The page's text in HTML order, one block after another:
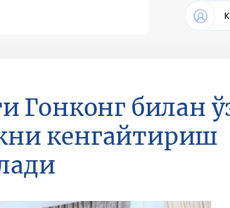
Гонконг билан
кенгайтириш